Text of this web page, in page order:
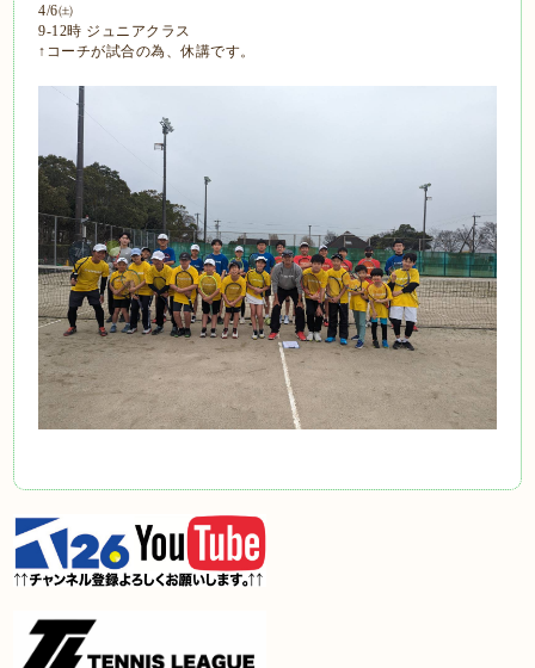
4/6㈯
9-12時 ジュニアクラス
↑コーチが試合の為、休講です。